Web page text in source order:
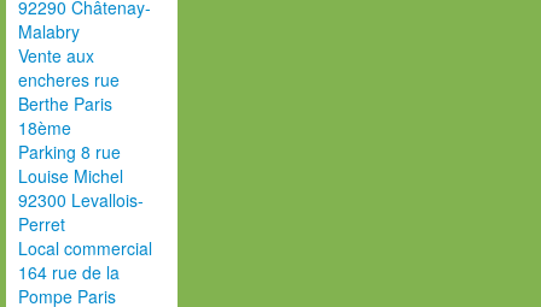
92290 Châtenay-
Malabry
Vente aux
encheres rue
Berthe Paris
18ème
Parking 8 rue
Louise Michel
92300 Levallois-
Perret
Local commercial
164 rue de la
Pompe Paris